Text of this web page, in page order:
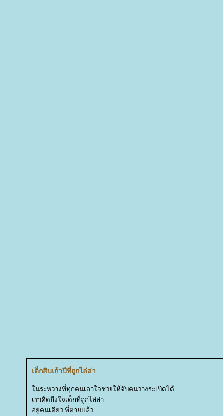
เด็กสิบเก้าปีที่ถูกไล่ล่า
นระหว่างที่ทุกคนเอาใจช่วยให้จับคนวางระเบิดได้
เราคิดถึงใจเด็กที่ถูกไล่ล่า
อยู่คนเดียว พี่ตายแล้ว